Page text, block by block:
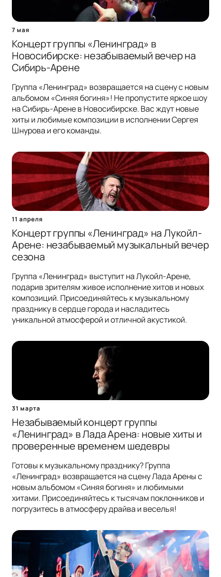
7 мая
Концерт группы «Ленинград» в
Новосибирске: незабываемый вечер на
Сибирь-Арене
Группа «Ленинград» возвращается на сцену с новым
альбомом «Синяя богиня»! Не пропустите яркое шоу
на Сибирь-Арене в Новосибирске. Вас ждут новые
хиты и любимые композиции в исполнении Сергея
Шнурова и его команды.
11 апреля
Концерт группы «Ленинград» на Лукойл-
Арене: незабываемый музыкальный вечер
сезона
Группа «Ленинград» выступит на Лукойл-Арене,
подарив зрителям живое исполнение хитов и новых
композиций. Присоединяйтесь к музыкальному
празднику в сердце города и насладитесь
уникальной атмосферой и отличной акустикой.
31 марта
Незабываемый концерт группы
«Ленинград» в Лада Арена: новые хиты и
проверенные временем шедевры
Готовы к музыкальному празднику? Группа
«Ленинград» возвращается на сцену Лада Арены с
новым альбомом «Синяя богиня» и любимыми
хитами. Присоединяйтесь к тысячам поклонников и
погрузитесь в атмосферу драйва и веселья!